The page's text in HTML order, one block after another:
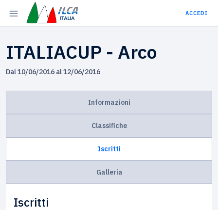
ACCEDI
ITALIACUP - Arco
Dal 10/06/2016 al 12/06/2016
Informazioni
Classifiche
Iscritti
Galleria
Iscritti